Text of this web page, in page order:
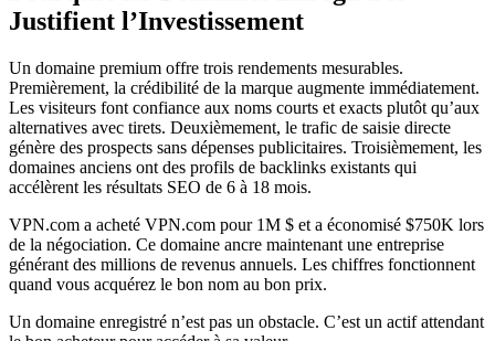
Justifient l’Investissement
Un domaine premium offre trois rendements mesurables.
Premièrement, la crédibilité de la marque augmente immédiatement.
Les visiteurs font confiance aux noms courts et exacts plutôt qu’aux
alternatives avec tirets. Deuxièmement, le trafic de saisie directe
génère des prospects sans dépenses publicitaires. Troisièmement, les
domaines anciens ont des profils de backlinks existants qui
accélèrent les résultats SEO de 6 à 18 mois.
VPN.com a acheté VPN.com pour 1M $ et a économisé $750K lors
de la négociation. Ce domaine ancre maintenant une entreprise
générant des millions de revenus annuels. Les chiffres fonctionnent
quand vous acquérez le bon nom au bon prix.
Un domaine enregistré n’est pas un obstacle. C’est un actif attendant